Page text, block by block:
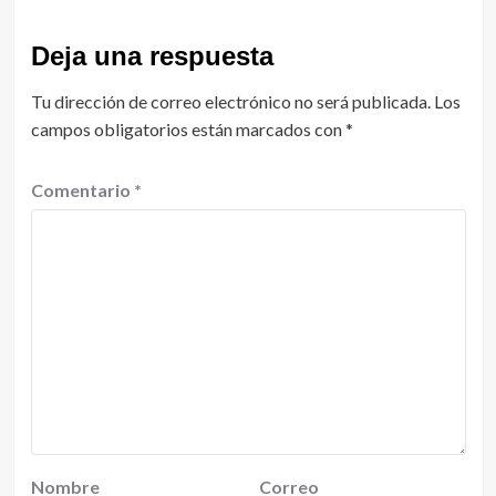
Deja una respuesta
Tu dirección de correo electrónico no será publicada. Los
campos obligatorios están marcados con*
Comentario *
Nombre Correo